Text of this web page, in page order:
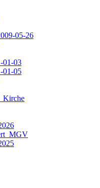
05-26
01-03
01-05